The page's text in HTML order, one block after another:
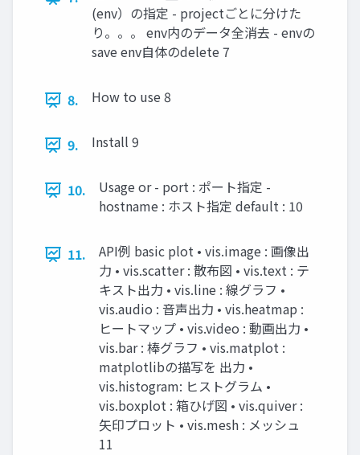
(env）の指定 - projectごとに分けた
り。。。 env内のデータ全消去 - envの
save env自体のdelete 7
8. How to use 8
9. Install 9
10.
Usage or - port : ポート指定 -
hostname : ホスト指定 default : 10
11.
API例 basic plot • vis.image : 画像出
力 • vis.scatter : 散布図 • vis.text : テ
キスト出力 • vis.line : 線グラフ •
vis.audio : 音声出力 • vis.heatmap :
ヒートマップ • vis.video : 動画出力 •
vis.bar : 棒グラフ • vis.matplot :
matplotlibの描写を 出力 •
vis.histogram: ヒストグラム •
vis.boxplot : 箱ひげ図 • vis.quiver :
矢印プロット • vis.mesh : メッシュ
11